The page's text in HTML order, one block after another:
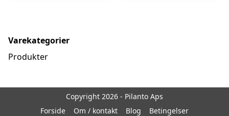
Varekategorier
Produkter
Copyright 2026 - Pilanto Aps
Forside
Om / kontakt Blog Betingelser